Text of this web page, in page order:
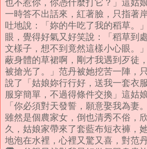
一時答不出話來，紅著臉，只指著
吐地說：「妳的牛吃了我的稻草。
眼，覺得好氣又好笑說：「稻草到
文樣子，想不到竟然這樣小心眼。」
蔽身體的草裙啊，剛才我遇到歹徒
被搶光了。」范丹被她挖苦一陣，
說了「姑娘妳行行好，送我一套衣
服穿簡單，不過得條件交換」這姑
「你必須對天發誓，願意娶我為妻
雖然是個農家女，倒也清秀不俗，欣
久，姑娘家帶來了套藍布短衣褲，
地泡在水裡，心裡又驚又喜，對范